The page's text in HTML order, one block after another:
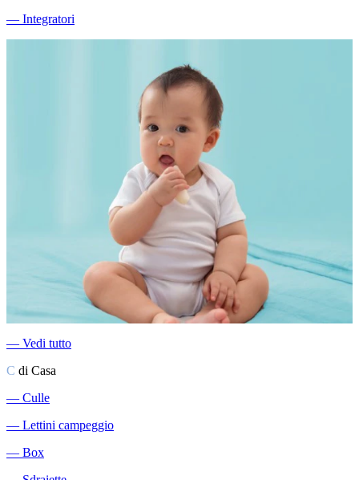
― Integratori
― Vedi tutto
C di Casa
― Culle
― Lettini campeggio
― Box